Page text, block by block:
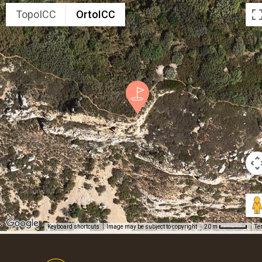
TopoICC OrtoICC
Keyboard shortcuts Image may be subject to copyright 20 m